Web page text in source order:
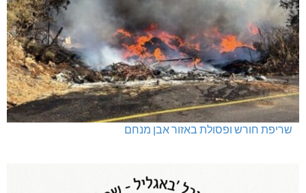
שריפת חורש ופסולת באזור אבן מנחם